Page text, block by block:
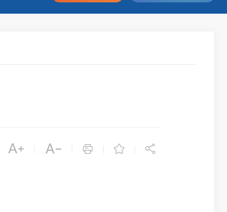
    